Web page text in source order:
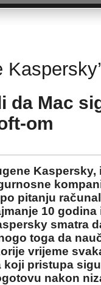
da Mac
om
pitanju
10 godina
smatra
toga da
vrijeme
koji pristupa
nakon